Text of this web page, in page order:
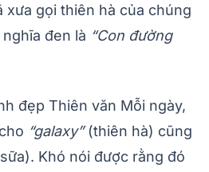
xưa gọi thiên hà của chúng
đen là “Con đường
đẹp Thiên văn Mỗi ngày,
“galaxy”(thiên hà) cũng
Khó nói được rằng đó